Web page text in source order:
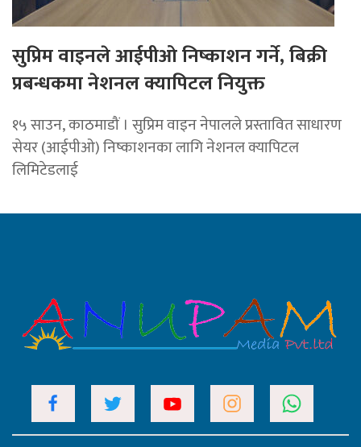
सुप्रिम वाइनले आईपीओ निष्काशन गर्ने, बिक्री
प्रबन्धकमा नेशनल क्यापिटल नियुक्त
१५ साउन, काठमाडौं । सुप्रिम वाइन नेपालले प्रस्तावित साधारण
सेयर (आईपीओ) निष्काशनका लागि नेशनल क्यापिटल
लिमिटेडलाई